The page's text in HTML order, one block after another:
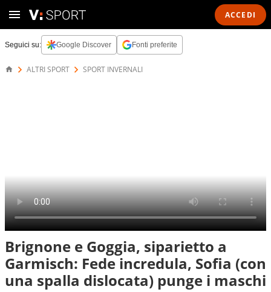
ACCEDI
Seguici su: Google Discover Fonti preferite
ALTRI SPORT SPORT INVERNALI
Brignone e Goggia, siparietto a
Garmisch: Fede incredula, Sofia (con
una spalla dislocata) punge i maschi